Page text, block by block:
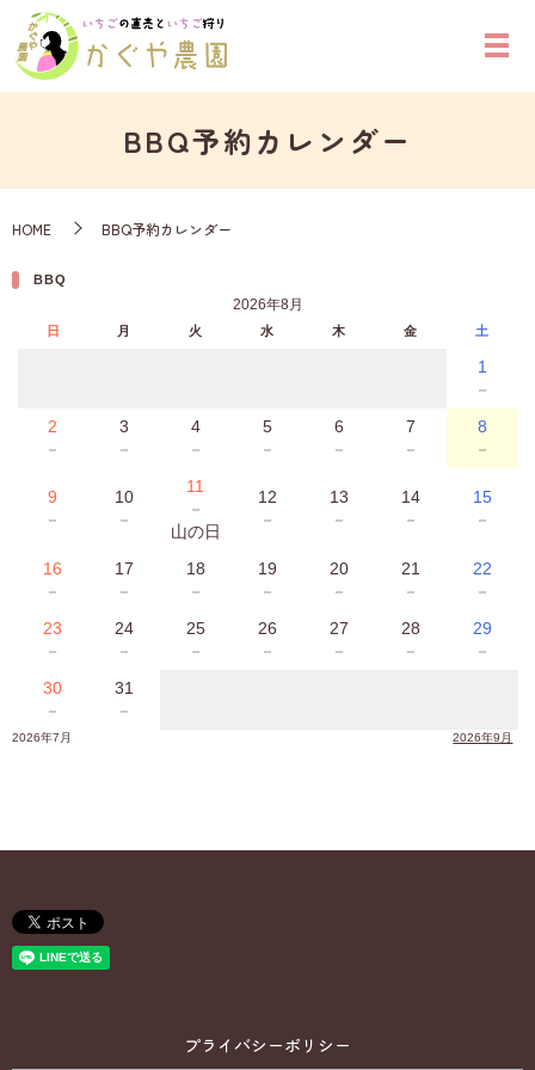
BBQ予約カレンダー
HOME BBQ予約カレンダー
BBQ
2026年8月
日 月 火 水 木 金 土
1
－
2
－
3
－
4
－
5
－
6
－
7
－
8
－
9
－
10
－
11
－
山の日
12
－
13
－
14
－
15
－
16
－
17
－
18
－
19
－
20
－
21
－
22
－
23
－
24
－
25
－
26
－
27
－
28
－
29
－
30
－
31
－
2026年7月 2026年9月
プライバシーポリシー